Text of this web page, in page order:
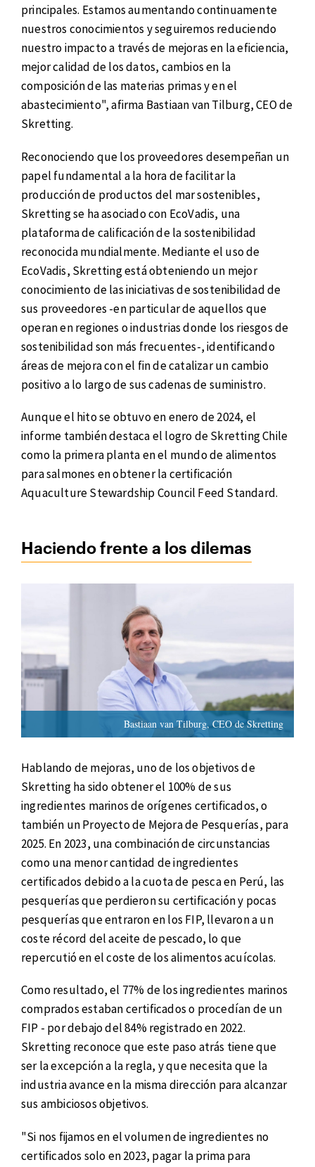
principales. Estamos aumentando continuamente
nuestros conocimientos y seguiremos reduciendo
nuestro impacto a través de mejoras en la eficiencia,
mejor calidad de los datos, cambios en la
composición de las materias primas y en el
abastecimiento", afirma Bastiaan van Tilburg, CEO de
Skretting.
Reconociendo que los proveedores desempeñan un
papel fundamental a la hora de facilitar la
producción de productos del mar sostenibles,
Skretting se ha asociado con EcoVadis, una
plataforma de calificación de la sostenibilidad
reconocida mundialmente. Mediante el uso de
EcoVadis, Skretting está obteniendo un mejor
conocimiento de las iniciativas de sostenibilidad de
sus proveedores -en particular de aquellos que
operan en regiones o industrias donde los riesgos de
sostenibilidad son más frecuentes-, identificando
áreas de mejora con el fin de catalizar un cambio
positivo a lo largo de sus cadenas de suministro.
Aunque el hito se obtuvo en enero de 2024, el
informe también destaca el logro de Skretting Chile
como la primera planta en el mundo de alimentos
para salmones en obtener la certificación
Aquaculture Stewardship Council Feed Standard.
Haciendo frente a los dilemas
Bastiaan van Tilburg, CEO de Skretting
Hablando de mejoras, uno de los objetivos de
Skretting ha sido obtener el 100% de sus
ingredientes marinos de orígenes certificados, o
también un Proyecto de Mejora de Pesquerías, para
2025. En 2023, una combinación de circunstancias
como una menor cantidad de ingredientes
certificados debido a la cuota de pesca en Perú, las
pesquerías que perdieron su certificación y pocas
pesquerías que entraron en los FIP, llevaron a un
coste récord del aceite de pescado, lo que
repercutió en el coste de los alimentos acuícolas.
Como resultado, el 77% de los ingredientes marinos
comprados estaban certificados o procedían de un
FIP - por debajo del 84% registrado en 2022.
Skretting reconoce que este paso atrás tiene que
ser la excepción a la regla, y que necesita que la
industria avance en la misma dirección para alcanzar
sus ambiciosos objetivos.
"Si nos fijamos en el volumen de ingredientes no
certificados solo en 2023, pagar la prima para